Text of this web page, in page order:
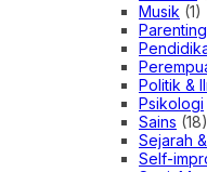
Musik (1)
Parenting
Politik &
Psikologi
Sains (18)
Sejarah
Self-